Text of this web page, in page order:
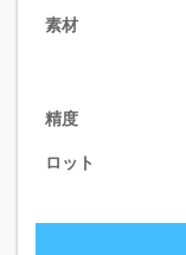
素材
精度
ロット